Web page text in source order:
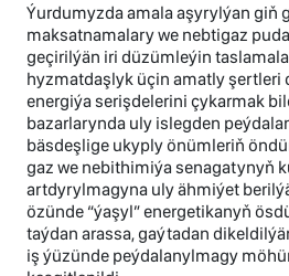
Ýurdumyzda amala aşyrylýan giň
maksatnamalary we nebtigaz
geçirilýän iri düzümleýin
hyzmatdaşlyk üçin amatly şertleri
energiýa serişdelerini çykarmak
bazarlarynda uly islegden
bäsdeşlige ukyply önümleriň
gaz we nebithimiýa senagatynyň
artdyrylmagyna uly ähmiýet
özünde “ýaşyl” energetikanyň
taýdan arassa, gaýtadan
iş ýüzünde peýdalanylmagy